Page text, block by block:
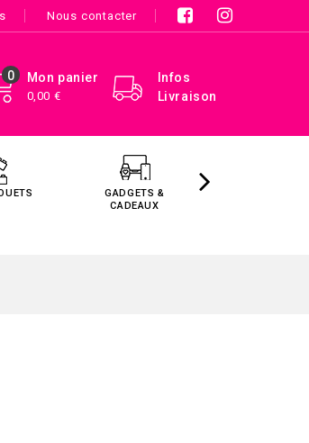
Nous contacter
Infos
Livraison
Mon panier
0,00 €
0
GADGETS &
CADEAUX